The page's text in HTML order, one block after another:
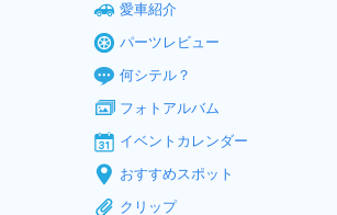
愛車紹介
パーツレビュー
何シテル？
フォトアルバム
イベントカレンダー
おすすめスポット
クリップ